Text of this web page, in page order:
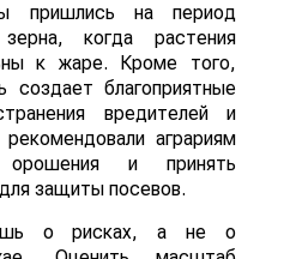
пришлись на период
когда растения
к жаре. Кроме того,
создает благоприятные
вредителей и
аграриям
и принять
защиты посевов.
о рисках, а не о